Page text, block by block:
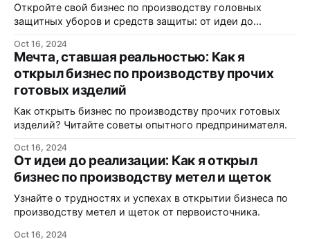
Откройте свой бизнес по производству головных
защитных уборов и средств защиты: от идеи до
Oct 16, 2024
Мечта, ставшая реальностью: Как я
открыл бизнес по производству прочих
готовых изделий
Как открыть бизнес по производству прочих готовых
изделий? Читайте советы опытного предпринимателя.
Oct 16, 2024
От идеи до реализации: Как я открыл
бизнес по производству метел и щеток
Узнайте о трудностях и успехах в открытии бизнеса по
производству метел и щеток от первоисточника.
Oct 16, 2024